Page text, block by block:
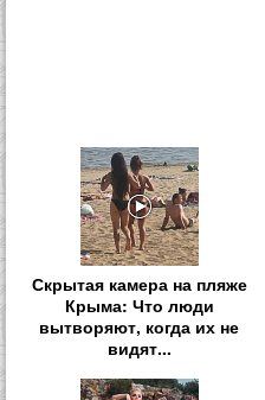
Скрытая камера на пляже
Крыма: Что люди
вытворяют, когда их не
видят...